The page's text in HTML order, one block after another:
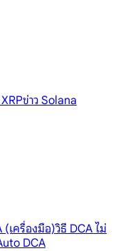
ข่าว Solana
(เครื่องมือ)วิธี DCA ไม่
DCA